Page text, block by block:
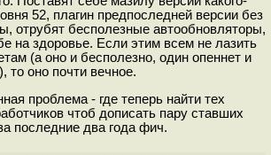
52, плагин предпоследней версии без
отрубят бесполезные автообновляторы,
на здоровье. Если этим всем не лазить
(а оно и бесполезно, один опеннет и
то оно почти вечное.
проблема - где теперь найти тех
чтоб дописать пару ставших
последние два года фич.